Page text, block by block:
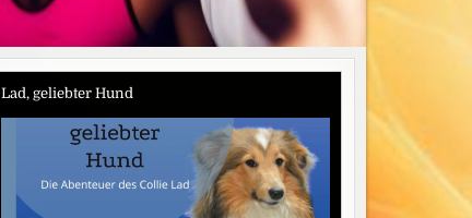
Lad, geliebter Hund